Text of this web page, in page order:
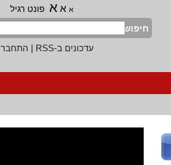
א א א פונט רגיל
חיפוש
עדכונים ב-RSS
| התחבר